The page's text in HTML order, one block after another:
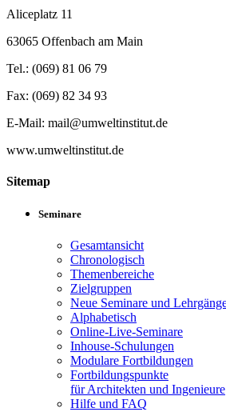
Aliceplatz 11
63065 Offenbach am Main
Tel.: (069) 81 06 79
Fax: (069) 82 34 93
E-Mail: mail@umweltinstitut.de
www.umweltinstitut.de
Sitemap
Seminare
Gesamtansicht
Chronologisch
Themenbereiche
Zielgruppen
Neue Seminare und
Alphabetisch
Online-Live-Seminare
Inhouse-Schulungen
Modulare Fortbildungen
Fortbildungspunkte
für Architekten und Ingenieure
Hilfe und FAQ